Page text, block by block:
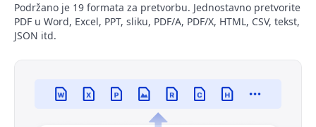
Podržano je 19 formata za pretvorbu. Jednostavno pretvorite
PDF u Word, Excel, PPT, sliku, PDF/A, PDF/X, HTML, CSV, tekst,
JSON itd.